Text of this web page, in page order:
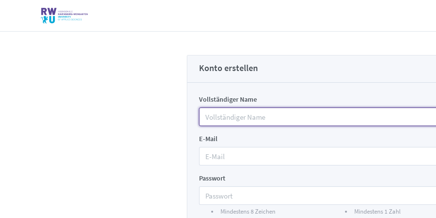
Konto erstellen
Vollständiger Name
E-Mail
Passwort
Mindestens 8 Zeichen
Mindestens 1 Zahl